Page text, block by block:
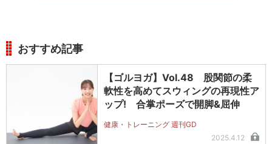
おすすめ記事
【ゴルヨガ】Vol.48 股関節の柔
軟性を高めてスウィングの再現性ア
ップ! 合掌ポーズで開脚&屈伸
健康・トレーニング 週刊GD
2025.4.12